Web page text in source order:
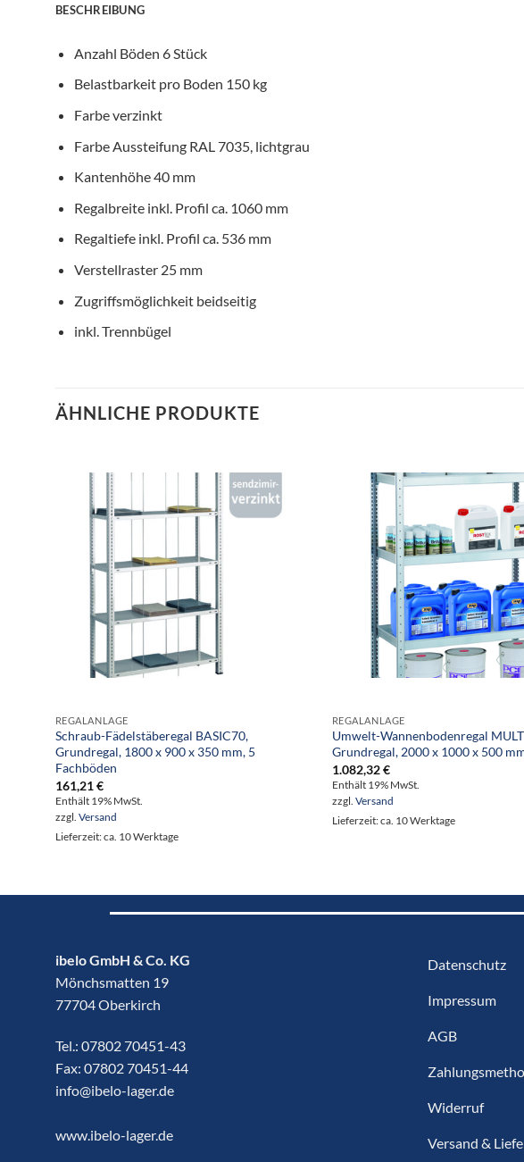
BESCHREIBUNG
Anzahl Böden 6 Stück
Belastbarkeit pro Boden 150 kg
Farbe verzinkt
Farbe Aussteifung RAL 7035, lichtgrau
Kantenhöhe 40 mm
Regalbreite inkl. Profil ca. 1060 mm
Regaltiefe inkl. Profil ca. 536 mm
Verstellraster 25 mm
Zugriffsmöglichkeit beidseitig
inkl. Trennbügel
ÄHNLICHE PRODUKTE
REGALANLAGE
Schraub-Fädelstäberegal BASIC70,
Grundregal, 1800 x 900 x 350 mm, 5
Fachböden
161,21€
Enthält 19% MwSt.
zzgl. Versand
Lieferzeit: ca. 10 Werktage
REGALANLAGE
Umwelt-Wannenbodenregal
Grundregal, 2000 x 1000 x 500
1.082,32€
Enthält 19% MwSt.
zzgl. Versand
Lieferzeit: ca. 10 Werktage
ibelo GmbH & Co. KG
Mönchsmatten 19
77704 Oberkirch
Tel.: 07802 70451-43
Fax: 07802 70451-44
info@ibelo-lager.de
www.ibelo-lager.de
Datenschutz
Impressum
AGB
Widerruf
Versand &